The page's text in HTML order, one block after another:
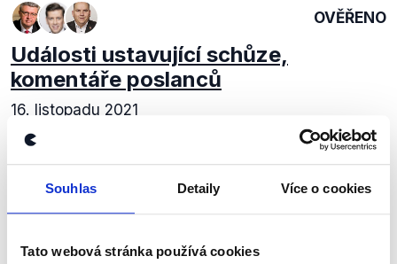
Souhlas Detaily Více o cookies
Tato webová stránka používá cookies
OVĚŘENO
Události ustavující schůze,
komentáře poslanců
16. listopadu 2021
Karel Havlíček se mohl vedle dvojitého ministra stát
ještě předsedou Poslanecké sněmovny, poslanci ho
místopředsednických křesel diskutoval...